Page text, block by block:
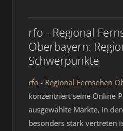
rfo - Regional
Oberbayern:
Schwerpunkte
rfo - Regional Fernsehen
konzentriert seine Online-
ausgewählte Märkte, in
besonders stark vertreten